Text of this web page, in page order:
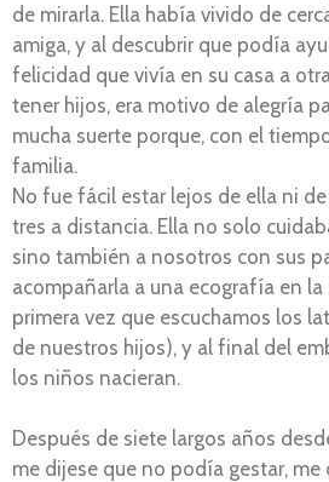
de mirarla. Ella había vivido de
amiga, y al descubrir que podía
felicidad que vivía en su casa a
tener hijos, era motivo de alegría
mucha suerte porque, con el
familia.
No fue fácil estar lejos de ella ni
tres a distancia. Ella no solo
sino también a nosotros con sus
acompañarla a una ecografía en la
primera vez que escuchamos los
de nuestros hijos), y al final del
los niños nacieran.
Después de siete largos años
me dijese que no podía gestar, me